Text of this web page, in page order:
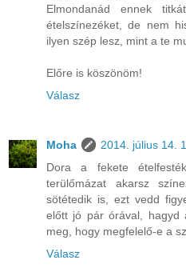
Elmondanád ennek
ételszínezéket, de nem
ilyen szép lesz, mint a te
Előre is köszönöm!
Válasz
Moha
2014. július 14.
Dora a fekete
terülőmázat akarsz
sötétedik is, ezt vedd
előtt jó pár órával, hagyd
meg, hogy megfelelő-e a
Válasz